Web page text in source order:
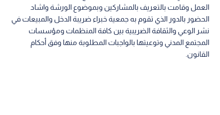
العمل وقامت بالتعريف بالمشاركين وبموضوع الورشة واشاد
الحضور بالدور الذي تقوم به جمعية خبراء ضريبة الدخل والمبيعات في
نشر الوعي والثقافة الضريبية بين كافة المنظمات ومؤسسات
المجتمع المدني وتوعيتها بالواجبات المطلوبة منها وفق أحكام
القانون.